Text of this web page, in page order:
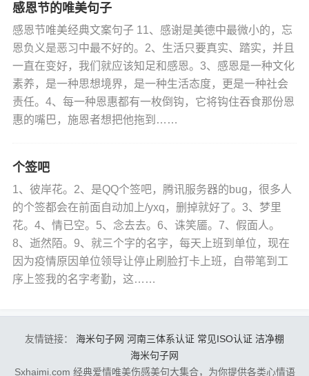
感恩节的唯美句子
感恩节唯美经典文案句子 11、感谢是美德中最微小的，忘
恩负义是恶习中最不好的。2、生活只要真实、踏实，并且
一直在变好，我们就应该知足和感恩。3、感恩是一种文化
素养，是一种思想境界，是一种生活态度，更是一种社会
责任。4、每一种恩惠都有一枚倒钩，它将钩住吞食那份恩
惠的嘴巴，施恩者想把他拖到……
个签吧
1、彼岸花。2、是QQ个签吧，腾讯服务器的bug，很多人
的个签都会在前面自动加上/yxq，删掉就好了。3、梦里
花。4、情已空。5、念去去。6、诛笑靥。7、假面人。
8、逝然陌。9、就三个字的名字，每天上班到单位，现在
因为疫情原因单位领导让停止刷脸打卡上班，自带笔到工
序上签我的名字考勤，这……
友情链接： 海米句子网 河南三体系认证 常见ISO认证 洁净棚
海米句子网
Sxhaimi.com 经典爱情唯美伤感美句大集合，为你提供各类心情语